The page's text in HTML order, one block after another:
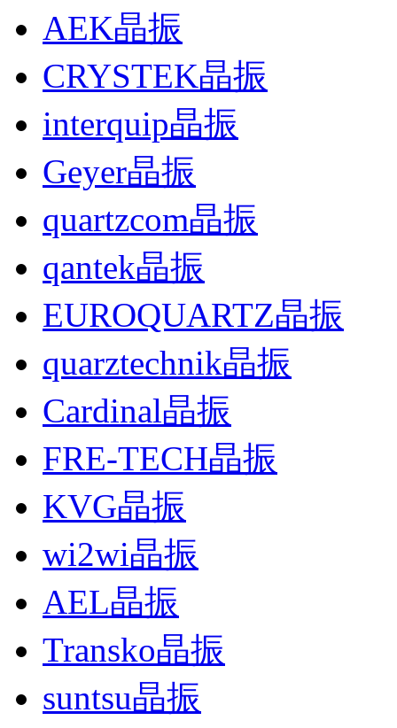
AEK晶振
CRYSTEK晶振
interquip晶振
Geyer晶振
quartzcom晶振
qantek晶振
EUROQUARTZ晶振
quarztechnik晶振
Cardinal晶振
FRE-TECH晶振
KVG晶振
wi2wi晶振
AEL晶振
Transko晶振
suntsu晶振